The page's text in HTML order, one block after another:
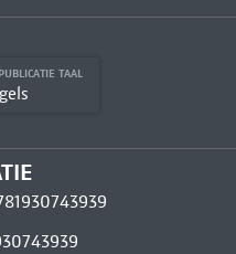
TAAL